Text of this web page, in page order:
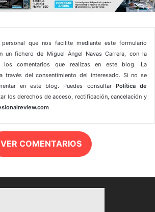
que nos facilite mediante este formulario
un fichero de Miguel Ángel Navas Carrera, con la
los comentarios que realizas en este blog. La
través del consentimiento del interesado. Si no se
en este blog. Puedes consultar Política de
los derechos de acceso, rectificación, cancelación y
VER COMENTARIOS